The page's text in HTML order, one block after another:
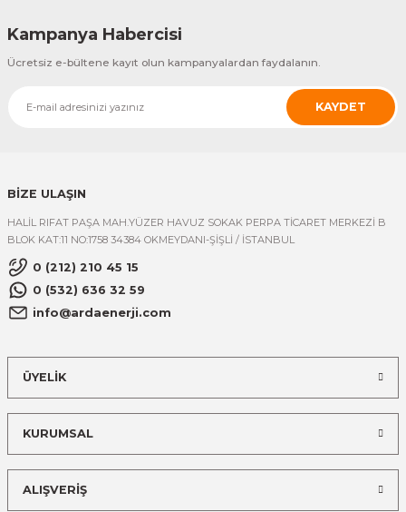
Kampanya Habercisi
Ücretsiz e-bültene kayıt olun kampanyalardan faydalanın.
KAYDET
BİZE ULAŞIN
HALİL RIFAT PAŞA MAH.YÜZER HAVUZ SOKAK PERPA TİCARET MERKEZİ B
BLOK KAT:11 NO:1758 34384 OKMEYDANI-ŞİŞLİ / İSTANBUL
0 (212) 210 45 15
0 (532) 636 32 59
info@ardaenerji.com
ÜYELİK
KURUMSAL
ALIŞVERİŞ